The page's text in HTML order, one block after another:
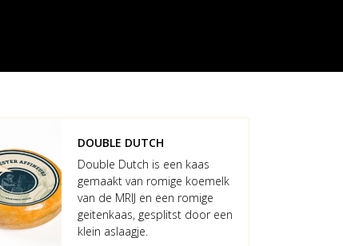
DOUBLE DUTCH
Double Dutch is een kaas
gemaakt van romige koemelk
van de MRIJ en een romige
geitenkaas, gesplitst door een
klein aslaagje.